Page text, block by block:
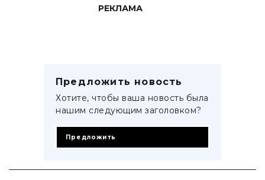
РЕКЛАМА
Предложить новость
Хотите, чтобы ваша новость была
нашим следующим заголовком?
Предложить